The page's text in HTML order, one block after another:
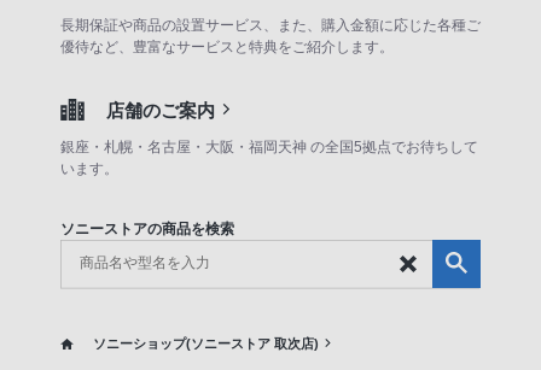
長期保証や商品の設置サービス、また、購入金額に応じた各種ご
優待など、豊富なサービスと特典をご紹介します。
店舗のご案内
銀座・札幌・名古屋・大阪・福岡天神 の全国5拠点でお待ちして
います。
ソニーストアの商品を検索
ソニーショップ(ソニーストア 取次店)